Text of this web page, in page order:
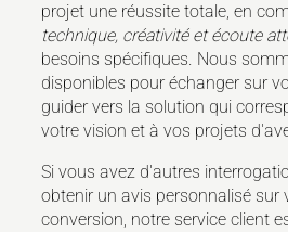
projet une réussite totale, en
technique, créativité et écoute
besoins spécifiques. Nous
disponibles pour échanger sur
guider vers la solution qui
votre vision et à vos projets
Si vous avez d'autres
obtenir un avis personnalisé sur
conversion, notre service client